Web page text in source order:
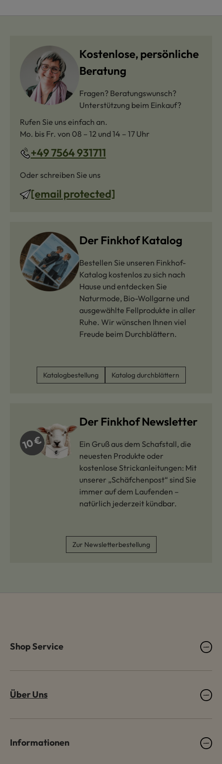
Kostenlose, persönliche
Beratung
Fragen? Beratungswunsch?
Unterstützung beim Einkauf?
Rufen Sie uns einfach an.
Mo. bis Fr. von 08 – 12 und 14 – 17 Uhr
+49 7564 931711
Oder schreiben Sie uns
[email protected]
Der Finkhof Katalog
Bestellen Sie unseren Finkhof-
Katalog kostenlos zu sich nach
Hause und entdecken Sie
Naturmode, Bio-Wollgarne und
ausgewählte Fellprodukte in aller
Ruhe. Wir wünschen Ihnen viel
Freude beim Durchblättern.
Katalogbestellung Katalog durchblättern
Der Finkhof Newsletter
Ein Gruß aus dem Schafstall, die
neuesten Produkte oder
kostenlose Strickanleitungen: Mit
unserer „Schäfchenpost“ sind Sie
immer auf dem Laufenden –
natürlich jederzeit kündbar.
Zur Newsletterbestellung
Shop Service
Über Uns
Informationen